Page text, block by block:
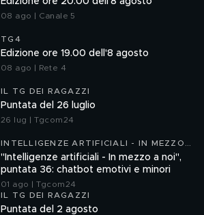
08 ago | Canale 5
TG4
Edizione ore 19.00 dell'8 agosto
08 ago | Rete 4
IL TG DEI RAGAZZI
Puntata del 26 luglio
26 lug | Tgcom24
INTELLIGENZE ARTIFICIALI - IN MEZZO
A NOI
"Intelligenze artificiali - In mezzo a noi",
puntata 36: chatbot emotivi e minori
01 ago | Tgcom24
IL TG DEI RAGAZZI
Puntata del 2 agosto